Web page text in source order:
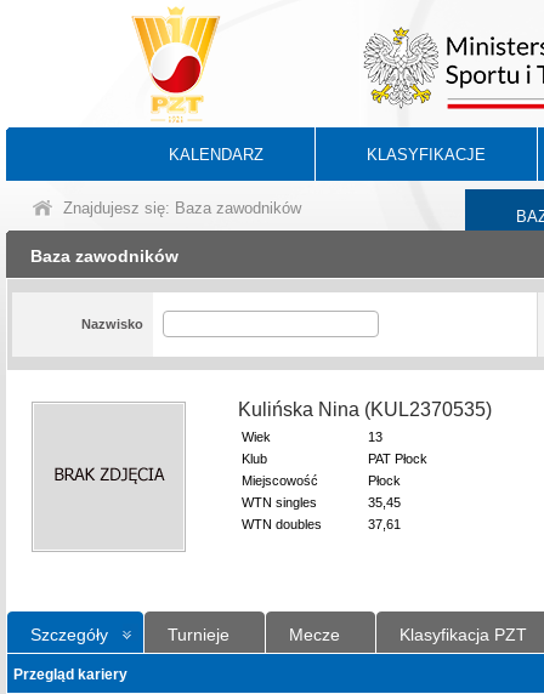
KALENDARZ KLASYFIKACJE
Znajdujesz się: Baza zawodników
Baza zawodników
Nazwisko
Kulińska Nina (KUL2370535)
Wiek
13
Klub
PAT Płock
Miejscowość
Płock
WTN singles
35,45
WTN doubles
37,61
Szczegóły Turnieje Mecze Klasyfikacja PZT
Przegląd kariery